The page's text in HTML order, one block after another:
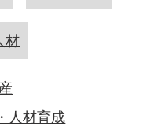
材
人材育成